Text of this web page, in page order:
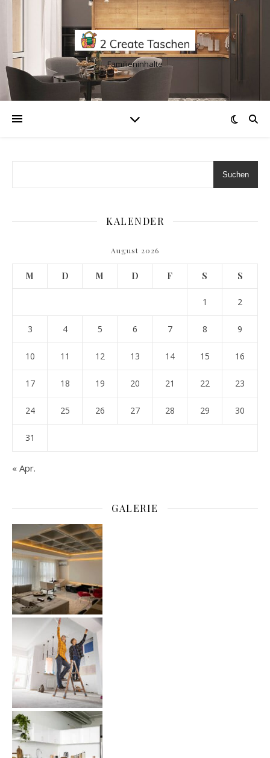
Familieninhalte
Suchen
KALENDER
August 2026
M D M D F S S
1 2
3 4 5 6 7 8 9
10 11 12 13 14 15 16
17 18 19 20 21 22 23
24 25 26 27 28 29 30
31
« Apr.
GALERIE